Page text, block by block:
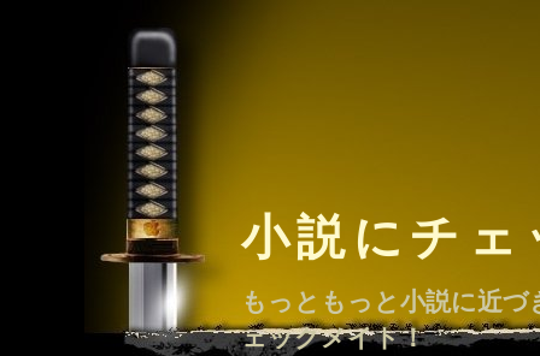
小説にチ
もっともっと小説に近
ェックメイト！